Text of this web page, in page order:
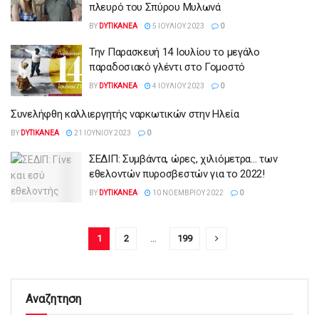
πλευρό του Σπύρου Μυλωνά
BY DYTIKANEA 5 ΙΟΥΛΊΟΥ 2023 0
Την Παρασκευή 14 Ιουλίου το μεγάλο
παραδοσιακό γλέντι στο Γομοστό
BY DYTIKANEA 4 ΙΟΥΛΊΟΥ 2023 0
Συνελήφθη καλλιεργητής ναρκωτικών στην Ηλεία
BY DYTIKANEA 21 ΙΟΥΝΊΟΥ 2023 0
ΣΕΔΙΠ: Συμβάντα, ώρες, χιλιόμετρα… των
εθελοντών πυροσβεστών για το 2022!
BY DYTIKANEA 10 ΝΟΕΜΒΡΊΟΥ 2022 0
1 2 … 199
Αναζητηση